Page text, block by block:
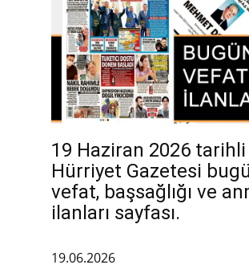
19 Haziran 2026 tarihli
Hürriyet Gazetesi
vefat, başsağlığı ve
ilanları sayfası.
19.06.2026